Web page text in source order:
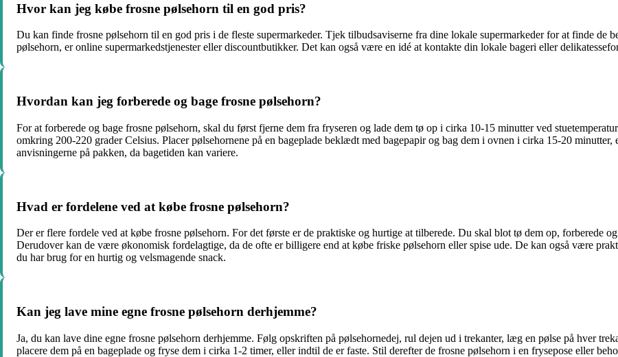
Hvor kan jeg købe frosne pølsehorn til en god pris?
Du kan finde frosne pølsehorn til en god pris i de fleste supermarkeder. Tjek tilbudsaviserne fra dine lokale supermarkeder for at finde de
pølsehorn, er online supermarkedstjenester eller discountbutikker. Det kan også være en idé at kontakte din lokale bageri eller
Hvordan kan jeg forberede og bage frosne pølsehorn?
For at forberede og bage frosne pølsehorn, skal du først fjerne dem fra fryseren og lade dem tø op i cirka 10-15 minutter ved
omkring 200-220 grader Celsius. Placer pølsehornene på en bageplade beklædt med bagepapir og bag dem i ovnen i cirka 15-20
anvisningerne på pakken, da bagetiden kan variere.
Hvad er fordelene ved at købe frosne pølsehorn?
Der er flere fordele ved at købe frosne pølsehorn. For det første er de praktiske og hurtige at tilberede. Du skal blot tø dem op, forberede
Derudover kan de være økonomisk fordelagtige, da de ofte er billigere end at købe friske pølsehorn eller spise ude. De kan også være
du har brug for en hurtig og velsmagende snack.
Kan jeg lave mine egne frosne pølsehorn derhjemme?
Ja, du kan lave dine egne frosne pølsehorn derhjemme. Følg opskriften på pølsehornedej, rul dejen ud i trekanter, læg en pølse på hver
placere dem på en bageplade og fryse dem i cirka 1-2 timer, eller indtil de er faste. Stil derefter de frosne pølsehorn i en frysepose eller